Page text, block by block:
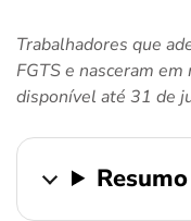
Trabalhadores que
FGTS e nasceram
disponível até 31 de